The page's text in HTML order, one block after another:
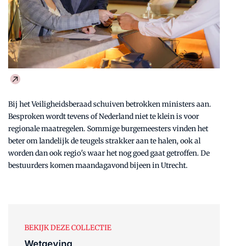
Bij het Veiligheidsberaad schuiven betrokken ministers aan.
Besproken wordt tevens of Nederland niet te klein is voor
regionale maatregelen. Sommige burgemeesters vinden het
beter om landelijk de teugels strakker aan te halen, ook al
worden dan ook regio's waar het nog goed gaat getroffen. De
bestuurders komen maandagavond bijeen in Utrecht.
BEKIJK DEZE COLLECTIE
Wetgeving